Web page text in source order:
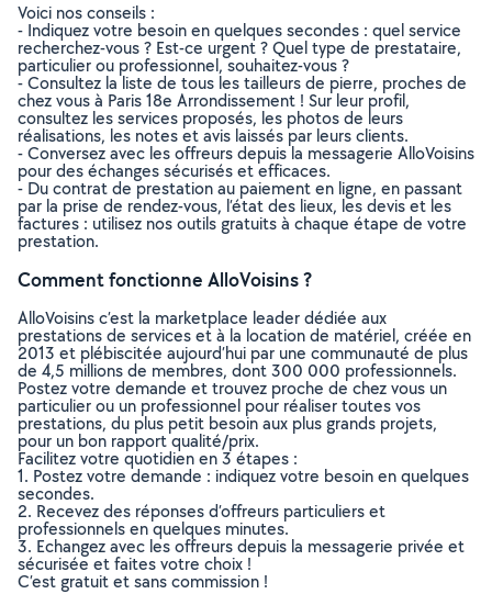
Voici nos conseils :
- Indiquez votre besoin en quelques secondes : quel service
recherchez-vous ? Est-ce urgent ? Quel type de prestataire,
particulier ou professionnel, souhaitez-vous ?
- Consultez la liste de tous les tailleurs de pierre, proches de
chez vous à Paris 18e Arrondissement ! Sur leur profil,
consultez les services proposés, les photos de leurs
réalisations, les notes et avis laissés par leurs clients.
- Conversez avec les offreurs depuis la messagerie AlloVoisins
pour des échanges sécurisés et efficaces.
- Du contrat de prestation au paiement en ligne, en passant
par la prise de rendez-vous, l’état des lieux, les devis et les
factures : utilisez nos outils gratuits à chaque étape de votre
prestation.
Comment fonctionne AlloVoisins ?
AlloVoisins c’est la marketplace leader dédiée aux
prestations de services et à la location de matériel, créée en
2013 et plébiscitée aujourd’hui par une communauté de plus
de 4,5 millions de membres, dont 300 000 professionnels.
Postez votre demande et trouvez proche de chez vous un
particulier ou un professionnel pour réaliser toutes vos
prestations, du plus petit besoin aux plus grands projets,
pour un bon rapport qualité/prix.
Facilitez votre quotidien en 3 étapes :
1. Postez votre demande : indiquez votre besoin en quelques
secondes.
2. Recevez des réponses d’offreurs particuliers et
professionnels en quelques minutes.
3. Echangez avec les offreurs depuis la messagerie privée et
sécurisée et faites votre choix !
C’est gratuit et sans commission !